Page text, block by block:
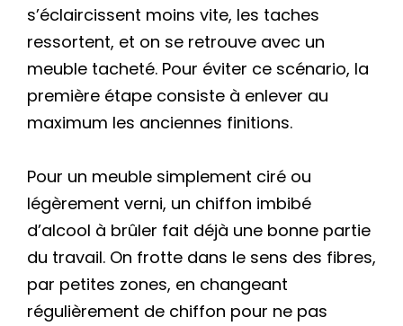
s’éclaircissent moins vite, les taches
ressortent, et on se retrouve avec un
meuble tacheté. Pour éviter ce scénario, la
première étape consiste à enlever au
maximum les anciennes finitions.
Pour un meuble simplement ciré ou
légèrement verni, un chiffon imbibé
d’alcool à brûler fait déjà une bonne partie
du travail. On frotte dans le sens des fibres,
par petites zones, en changeant
régulièrement de chiffon pour ne pas